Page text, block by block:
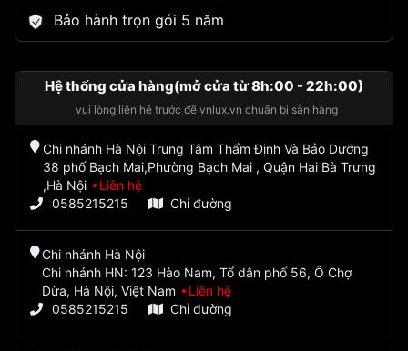
Bảo hành trọn gói 5 năm
Hệ thống cửa hàng(mở cửa từ 8h:00 - 22h:00)
vui lòng liên hệ trước để vnlux.vn chuẩn bị sẵn hàng
Chi nhánh Hà Nội Trung Tâm Thẩm Định Và Bảo Dưỡng
38 phố Bạch Mai,Phường Bạch Mai , Quận Hai Bà Trưng
,Hà Nội
Liên hệ
0585215215
Chỉ đường
Chi nhánh Hà Nội
Chi nhánh HN: 123 Hào Nam, Tổ dân phố 56, Ô Chợ
Dừa, Hà Nội, Việt Nam
Liên hệ
0585215215
Chỉ đường